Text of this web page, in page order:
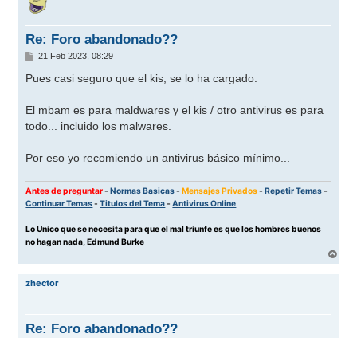
Re: Foro abandonado??
M
n
j
e
21 Feb 2023, 08:29
Pues casi seguro que el kis, se lo ha cargado.
El mbam es para maldwares y el kis / otro antivirus es para
todo... incluido los malwares.
Por eso yo recomiendo un antivirus básico mínimo...
Antes de preguntar-Normas Basicas-Mensajes Privados-Repetir Temas-
Continuar Temas-Titulos del Tema-Antivirus Online
Lo Unico que se necesita para que el mal triunfe es que los hombres buenos
no hagan nada, Edmund Burke
r
zhector
Re: Foro abandonado??